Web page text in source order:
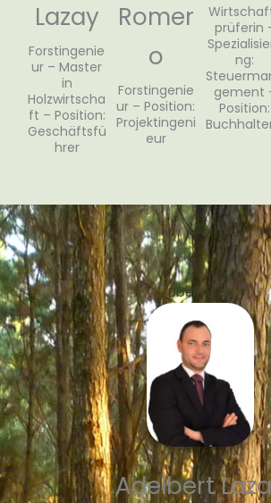
Lazay
Forstingenie
ur – Master
in
Holzwirtscha
ft – Position:
Geschäftsfü
hrer
Romer
o
Forstingenie
ur – Position:
Projektingeni
eur
prüferin
ng:
gement
Position:
Über mich
Adelbert